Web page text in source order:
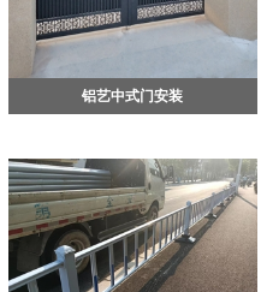
铝艺中式门安装